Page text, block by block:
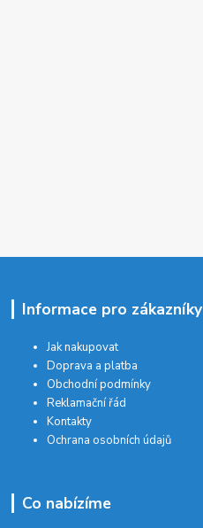
Informace pro zákazníky
Jak nakupovat
Doprava a platba
Obchodní podmínky
Reklamační řád
Kontakty
Ochrana osobních údajů
Co nabízíme